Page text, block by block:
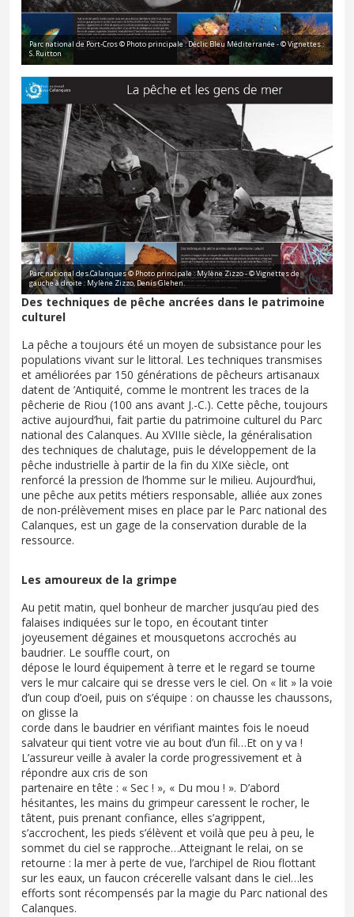
Parc national de Port-Cros © Photo principale : Déclic Bleu Méditerranée - © Vignettes :
S. Ruitton
Parc national des Calanques © Photo principale : Mylène Zizzo - © Vignettes de
gauche à droite : Mylène Zizzo, Denis Glehen.
Des techniques de pêche ancrées dans le patrimoine
culturel
La pêche a toujours été un moyen de subsistance pour les
populations vivant sur le littoral. Les techniques transmises
et améliorées par 150 générations de pêcheurs artisanaux
datent de ’Antiquité, comme le montrent les traces de la
pêcherie de Riou (100 ans avant J.-C.). Cette pêche, toujours
active aujourd’hui, fait partie du patrimoine culturel du Parc
national des Calanques. Au XVIIIe siècle, la généralisation
des techniques de chalutage, puis le développement de la
pêche industrielle à partir de la fin du XIXe siècle, ont
renforcé la pression de l’homme sur le milieu. Aujourd’hui,
une pêche aux petits métiers responsable, alliée aux zones
de non-prélèvement mises en place par le Parc national des
Calanques, est un gage de la conservation durable de la
ressource.
Les amoureux de la grimpe
Au petit matin, quel bonheur de marcher jusqu’au pied des
falaises indiquées sur le topo, en écoutant tinter
joyeusement dégaines et mousquetons accrochés au
baudrier. Le souffle court, on
dépose le lourd équipement à terre et le regard se tourne
vers le mur calcaire qui se dresse vers le ciel. On « lit » la voie
d’un coup d’oeil, puis on s’équipe : on chausse les chaussons,
on glisse la
corde dans le baudrier en vérifiant maintes fois le noeud
salvateur qui tient votre vie au bout d’un fil…Et on y va !
L’assureur veille à avaler la corde progressivement et à
répondre aux cris de son
partenaire en tête : « Sec ! », « Du mou ! ». D’abord
hésitantes, les mains du grimpeur caressent le rocher, le
tâtent, puis prenant confiance, elles s’agrippent,
s’accrochent, les pieds s’élèvent et voilà que peu à peu, le
sommet du ciel se rapproche…Atteignant le relai, on se
retourne : la mer à perte de vue, l’archipel de Riou flottant
sur les eaux, un faucon crécerelle valsant dans le ciel…les
efforts sont récompensés par la magie du Parc national des
Calanques.